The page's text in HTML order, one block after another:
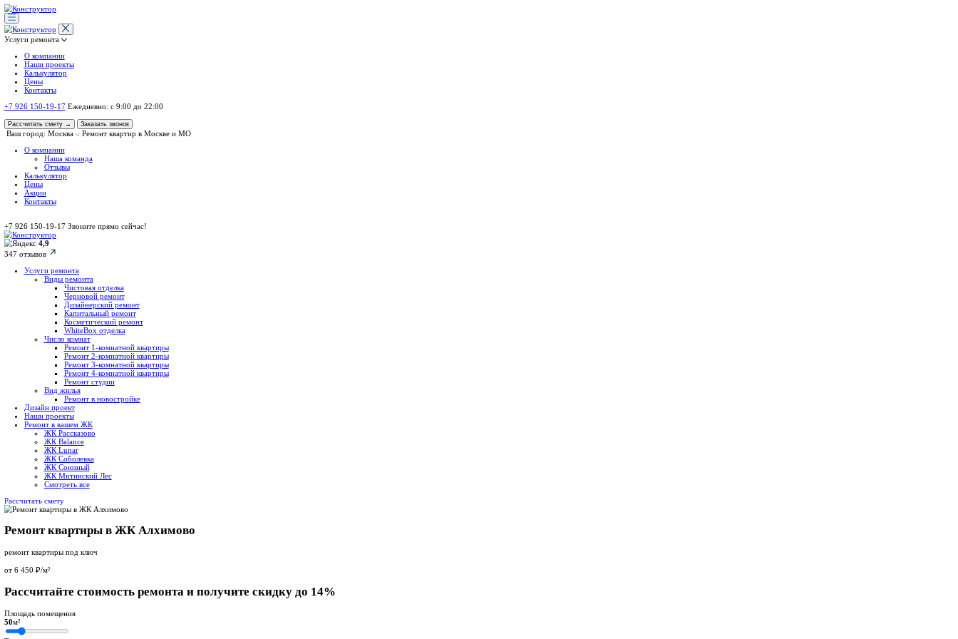
Услуги ремонта
О компании
Наши проекты
Калькулятор
Контакты
+7 926 150-19-17
Рассчитать смету
Ваш город: Москва
Наша команда
Калькулятор
Акции
Контакты
+7 926 150-19-17 Звоните прямо сейчас!
4,9
347 отзывов
Услуги ремонта
Виды ремонта
Черновой ремонт
Дизайнерский ремонт
Косметический ремонт
WhiteBox отделка
Число комнат
Ремонт 2-комнатной квартиры
Ремонт 4-комнатной квартиры
Вид жилья
Наши проекты
ЖК Рассказово
ЖК Balance